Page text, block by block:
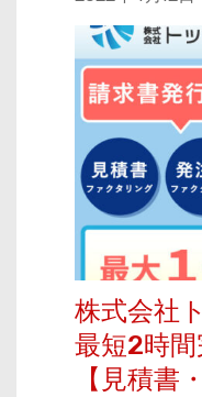
株式会社
最短2時
【見積書